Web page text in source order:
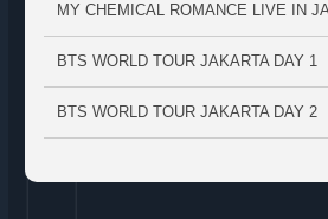
MY CHEMICAL ROMANCE LIVE IN
BTS WORLD TOUR JAKARTA DAY 1
BTS WORLD TOUR JAKARTA DAY 2